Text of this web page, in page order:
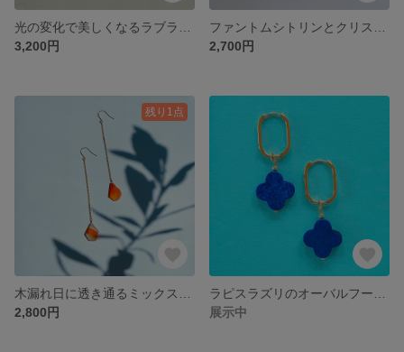
3,200円
2,700円
残り1点
2,800円
展示中